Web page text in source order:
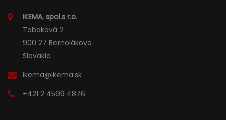
IKEMA, spol.s r.o.
Tabaková 2
900 27 Bernolákovo
Slovakia
ikema@ikema.sk
+421 2 4599 4876